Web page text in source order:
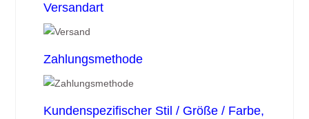
Versandart
Zahlungsmethode
Kundenspezifischer Stil / Größe / Farbe,